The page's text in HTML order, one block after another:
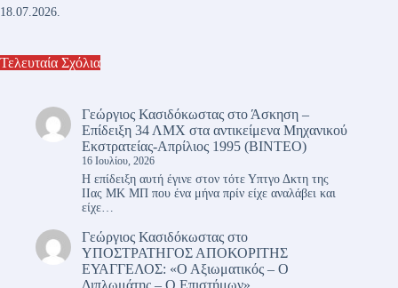
18.07.2026.
Τελευταία Σχόλια
Γεώργιος Κασιδόκωστας στοΆσκηση –
Επίδειξη 34 ΛΜΧ στα αντικείμενα Μηχανικού
Εκστρατείας-Απρίλιος 1995 (ΒΙΝΤΕΟ)
16 Ιουλίου, 2026
Η επίδειξη αυτή έγινε στον τότε Υπτγο Δκτη της
ΙΙας ΜΚ ΜΠ που ένα μήνα πρίν είχε αναλάβει και
είχε…
Γεώργιος Κασιδόκωστας στο
ΥΠΟΣΤΡΑΤΗΓΟΣ ΑΠΟΚΟΡΙΤΗΣ
ΕΥΑΓΓΕΛΟΣ: «Ο Αξιωματικός – Ο